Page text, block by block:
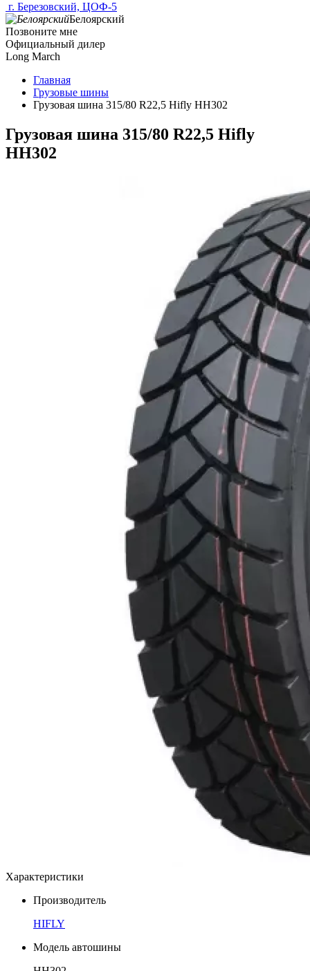
г. Березовский, ЦОФ-5
Белоярский
Позвоните мне
Официальный дилер
Long March
Главная
Грузовые шины
Грузовая шина 315/80 R22,5 Hifly HH302
Грузовая шина 315/80 R22,5 Hifly
HH302
Характеристики
Производитель
HIFLY
Модель автошины